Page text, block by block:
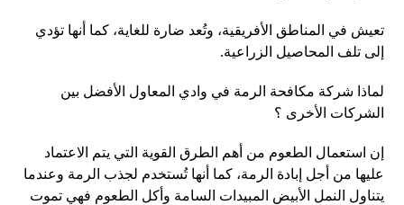
تعيش في المناطق الأفريقية، وتُعد ضارة للغاية، كما أنها تؤدي
إلى تلف المحاصيل الزراعية.
لماذا شركة مكافحة الرمة في وادي المعاول الأفضل بين
الشركات الأخرى ؟
إن استعمال الطعوم من أهم الطرق القوية التي يتم الاعتماد
عليها من أجل إبادة الرمة، كما أنها تُستخدم لجذب الرمة وعندما
يتناول النمل الأبيض المبيدات السامة وأكل الطعوم فهي تموت